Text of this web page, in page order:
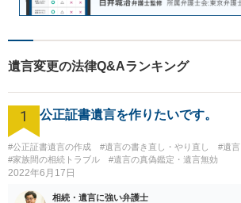
遺言変更の法律Q&Aランキング
1 公正証書遺言を作りたいです。
#公正証書遺言の作成 #遺言の書き直し・やり直し #遺言
#家族間の相続トラブル
#遺言の真偽鑑定・遺言無効
2022年6月17日
相続・遺言に強い弁護士